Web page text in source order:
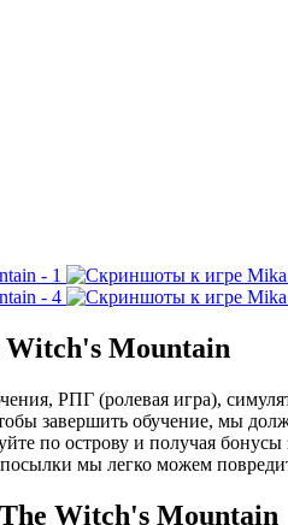
Mountain
РПГ (ролевая игра),
завершить обучение, мы
по острову и получая
мы легко можем
Witch's Mountain